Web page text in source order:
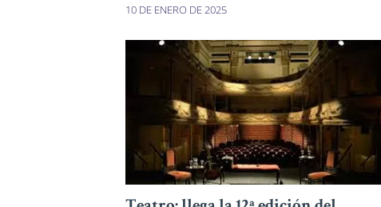
10 DE ENERO DE 2025